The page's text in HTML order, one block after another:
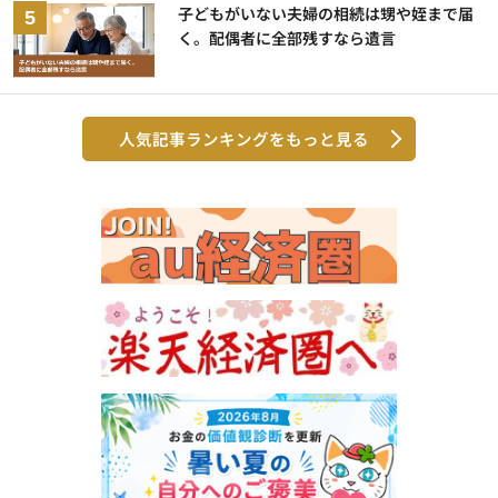
子どもがいない夫婦の相続は甥や姪まで届
く。配偶者に全部残すなら遺言
人気記事ランキングをもっと見る